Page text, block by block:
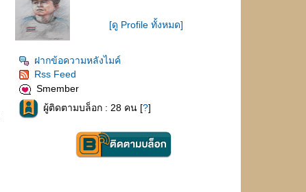
[ดู Profile ทั้งหมด]
ฝากข้อความหลังไมค์
Rss Feed
Smember
ผู้ติดตามบล็อก : 28 คน [?]